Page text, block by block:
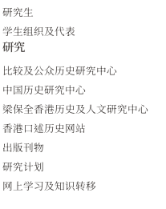
研究生
学生组织及代表
研究
比较及公众历史研究中心
中国历史研究中心
梁保全香港历史及人文研究中心
香港口述历史网站
出版刊物
研究计划
网上学习及知识转移